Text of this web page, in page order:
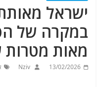
ישראל
במקרה של
מאות מטרות
13/02/2026
Nziv